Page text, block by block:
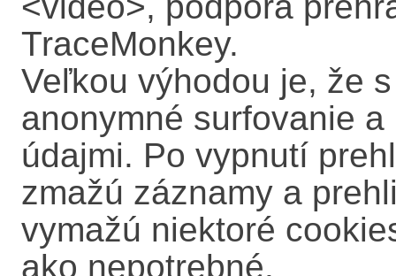
TraceMonkey.
Veľkou výhodou je, že
anonymné surfovanie
údajmi. Po vypnutí
zmažú záznamy a
vymažú niektoré
ako nepotrebné.